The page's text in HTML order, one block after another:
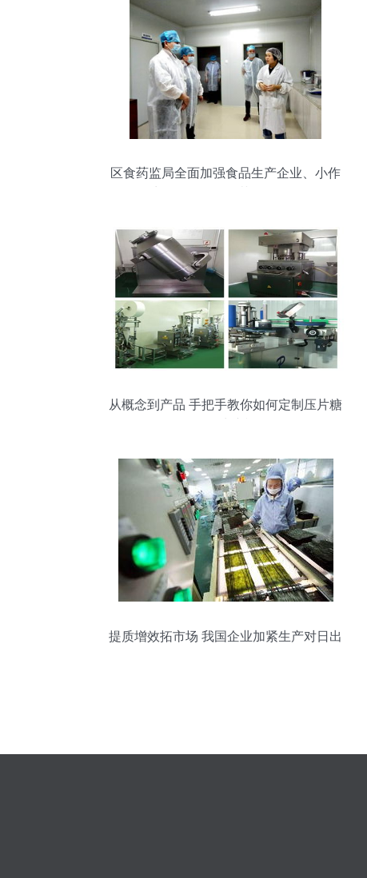
区食药监局全面加强食品生产企业、小作
从概念到产品 手把手教你如何定制压片糖
提质增效拓市场 我国企业加紧生产对日出